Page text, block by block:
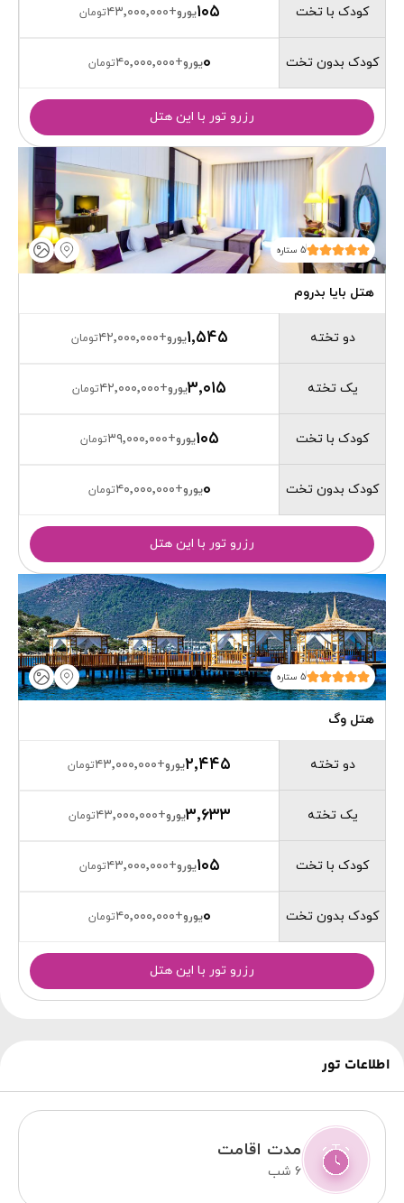
کودک با تخت
کودک بدون تخت
۱۰۵یورو+۴۳٬۰۰۰٬۰۰۰تومان
0یورو+۴۰٬۰۰۰٬۰۰۰تومان
رزرو تور با این هتل
5 ستاره
هتل بایا بدروم
دو تخته
یک تخته
کودک با تخت
کودک بدون تخت
۱٬۵۴۵یورو+۴۲٬۰۰۰٬۰۰۰تومان
۳٬۰۱۵یورو+۴۲٬۰۰۰٬۰۰۰تومان
۱۰۵یورو+۳۹٬۰۰۰٬۰۰۰تومان
0یورو+۴۰٬۰۰۰٬۰۰۰تومان
رزرو تور با این هتل
5 ستاره
هتل وگ
دو تخته
یک تخته
کودک با تخت
کودک بدون تخت
۲٬۴۴۵یورو+۴۳٬۰۰۰٬۰۰۰تومان
۳٬۶۳۳یورو+۴۳٬۰۰۰٬۰۰۰تومان
۱۰۵یورو+۴۳٬۰۰۰٬۰۰۰تومان
0یورو+۴۰٬۰۰۰٬۰۰۰تومان
رزرو تور با این هتل
اطلاعات تور
مدت اقامت
6 شب